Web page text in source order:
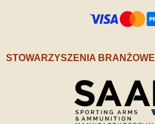
STOWARZYSZENIA BRANŻOWE